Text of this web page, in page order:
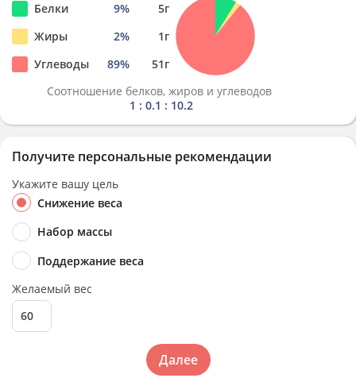
Белки 9% 5г
Жиры
2% 1г
Углеводы
89% 51г
Соотношение белков, жиров и углеводов
1 : 0.1 : 10.2
Получите персональные рекомендации
Укажите вашу цель
Снижение веса
Набор массы
Поддержание веса
Желаемый вес
Далее